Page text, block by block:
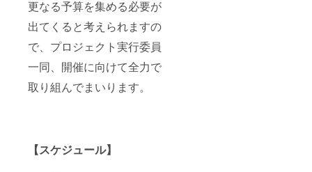
更なる予算を集める必要が
出てくると考えられますの
で、プロジェクト実行委員
一同、開催に向けて全力で
取り組んでまいります。
【スケジュール】